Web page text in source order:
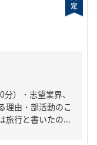
）・志望業界、
理由・部活動のこ
旅行と書いたの...